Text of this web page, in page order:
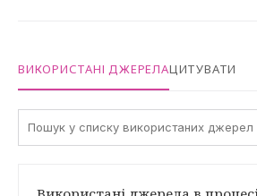
ВИКОРИСТАНІ ДЖЕРЕЛАЦИТУВАТИ